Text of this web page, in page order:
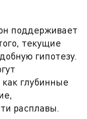
поддерживает
текущие
гипотезу.
глубинные
расплавы.